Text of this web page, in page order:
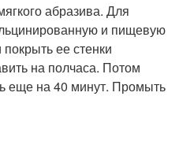
абразива. Для
и пищевую
ее стенки
на полчаса. Потом
еще на 40 минут. Промыть